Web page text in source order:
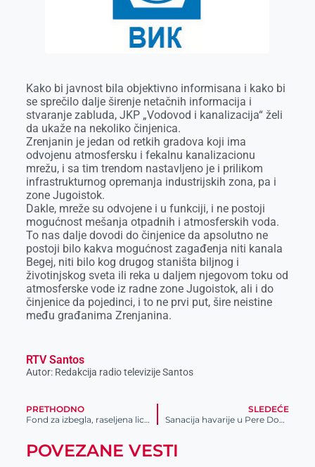
n
p
Kako bi javnost bila objektivno informisana i kako bi
se sprečilo dalje širenje netačnih informacija i
stvaranje zabluda, JKP „Vodovod i kanalizacija“ želi
da ukaže na nekoliko činjenica.
Zrenjanin je jedan od retkih gradova koji ima
odvojenu atmosfersku i fekalnu kanalizacionu
mrežu, i sa tim trendom nastavljeno je i prilikom
infrastrukturnog opremanja industrijskih zona, pa i
zone Jugoistok.
Dakle, mreže su odvojene i u funkciji, i ne postoji
mogućnost mešanja otpadnih i atmosferskih voda.
To nas dalje dovodi do činjenice da apsolutno ne
postoji bilo kakva mogućnost zagađenja niti kanala
Begej, niti bilo kog drugog staništa biljnog i
životinjskog sveta ili reka u daljem njegovom toku od
atmosferske vode iz radne zone Jugoistok, ali i do
činjenice da pojedinci, i to ne prvi put, šire neistine
među građanima Zrenjanina.
RTV Santos
Autor: Redakcija radio televizije Santos
PRETHODNO
Fond za izbegla, raseljena lica i za saradnju sa Srbima u regionu raspisao Javni poziv za dodelu pomoći u građevinskom materijalu
SLEDEĆE
Sanacija havarije u Pere Dobrinovića
POVEZANE VESTI